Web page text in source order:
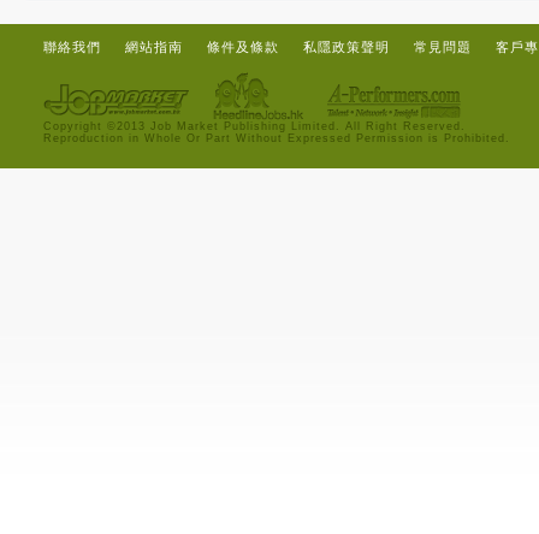
聯絡我們 網站指南 條件及條款 私隱政策聲明 常見問題 客戶
Copyright ©2013 Job Market Publishing Limited. All Right Reserved.
Reproduction in Whole Or Part Without Expressed Permission is Prohibited.